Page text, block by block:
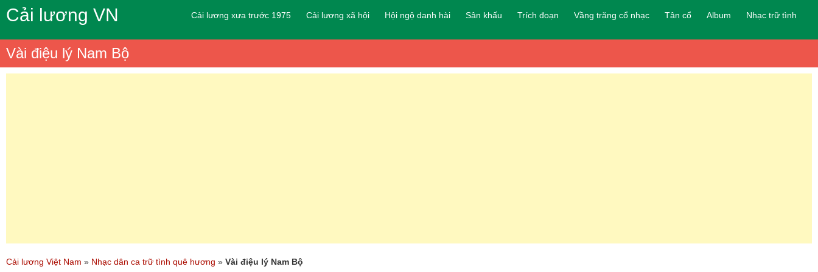
Cải lương VN Cải lương xưa trước 1975 Cải lương xã hội Hội ngộ danh hài Sân khấu Trích đoạn Vầng trăng cổ nhạc Tân cổ Album Nhạc trữ tình
Vài điệu lý Nam Bộ
Cải lương Việt Nam » Nhạc dân ca trữ tình quê hương » Vài điệu lý Nam Bộ